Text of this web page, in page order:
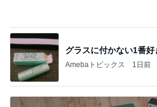
夫の分も購入したお得なカード
Amebaトピックス
記事を読む